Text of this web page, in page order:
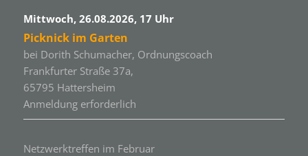
Mittwoch, 26.08.2026, 17 Uhr
Picknick im Garten
bei Dorith Schumacher, Ordnungscoach
Frankfurter Straße 37a,
65795 Hattersheim
Anmeldung erforderlich
Netzwerktreffen im Februar